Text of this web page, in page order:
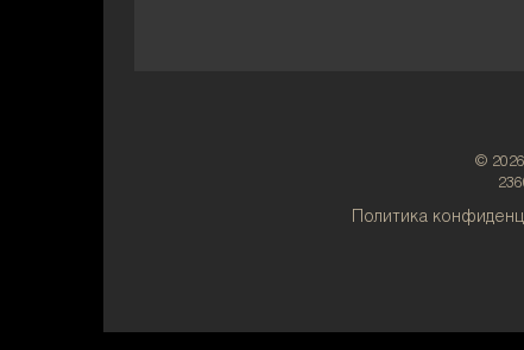
©
Политика